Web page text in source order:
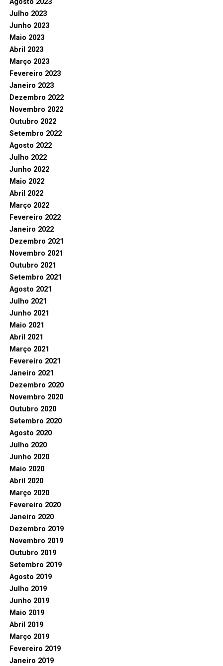
Agosto 2023
Julho 2023
Junho 2023
Maio 2023
Abril 2023
Março 2023
Fevereiro 2023
Janeiro 2023
Dezembro 2022
Novembro 2022
Outubro 2022
Setembro 2022
Agosto 2022
Julho 2022
Junho 2022
Maio 2022
Abril 2022
Março 2022
Fevereiro 2022
Janeiro 2022
Dezembro 2021
Novembro 2021
Outubro 2021
Setembro 2021
Agosto 2021
Julho 2021
Junho 2021
Maio 2021
Abril 2021
Março 2021
Fevereiro 2021
Janeiro 2021
Dezembro 2020
Novembro 2020
Outubro 2020
Setembro 2020
Agosto 2020
Julho 2020
Junho 2020
Maio 2020
Abril 2020
Março 2020
Fevereiro 2020
Janeiro 2020
Dezembro 2019
Novembro 2019
Outubro 2019
Setembro 2019
Agosto 2019
Julho 2019
Junho 2019
Maio 2019
Abril 2019
Março 2019
Fevereiro 2019
Janeiro 2019